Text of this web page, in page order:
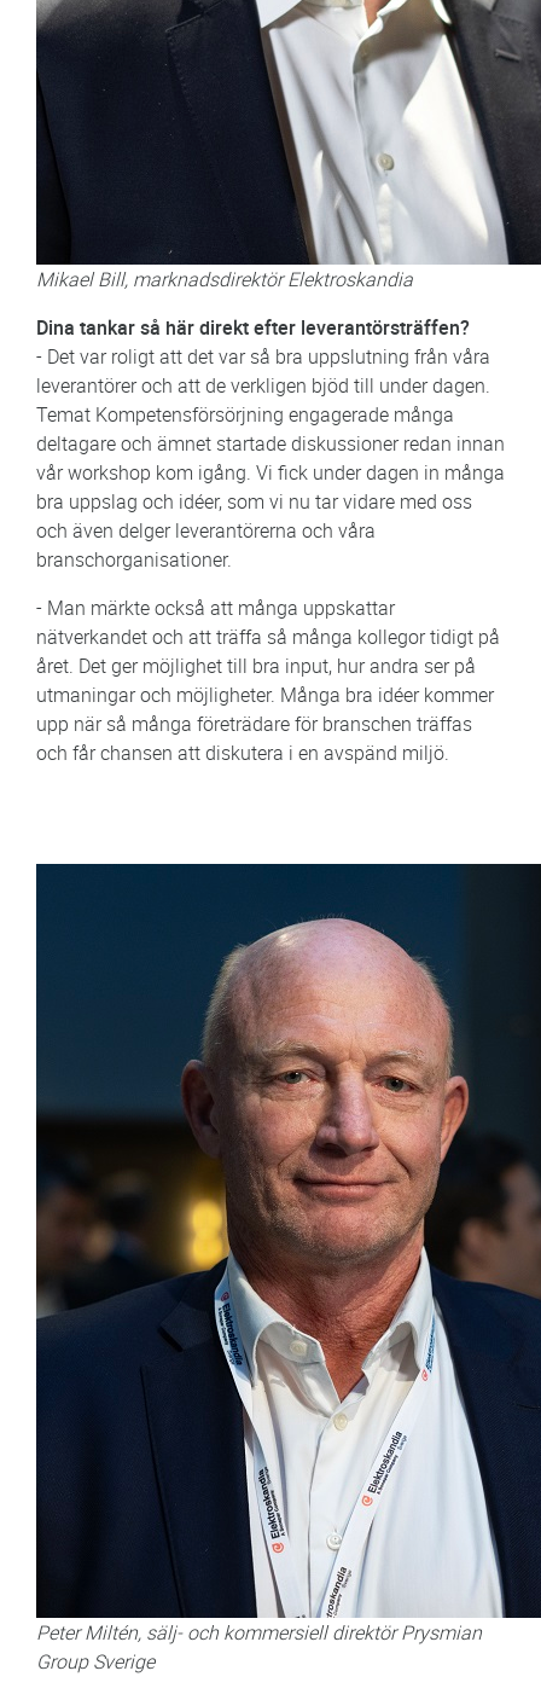
Mikael Bill, marknadsdirektör Elektroskandia
Dina tankar så här direkt efter leverantörsträffen?
- Det var roligt att det var så bra uppslutning från våra
leverantörer och att de verkligen bjöd till under dagen.
Temat Kompetensförsörjning engagerade många
deltagare och ämnet startade diskussioner redan innan
vår workshop kom igång. Vi fick under dagen in många
bra uppslag och idéer, som vi nu tar vidare med oss
och även delger leverantörerna och våra
branschorganisationer.
- Man märkte också att många uppskattar
nätverkandet och att träffa så många kollegor tidigt på
året. Det ger möjlighet till bra input, hur andra ser på
utmaningar och möjligheter. Många bra idéer kommer
upp när så många företrädare för branschen träffas
och får chansen att diskutera i en avspänd miljö.
Peter Miltén, sälj- och kommersiell direktör Prysmian
Group Sverige